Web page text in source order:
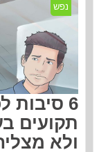
נפש
6
תקועים
ולא